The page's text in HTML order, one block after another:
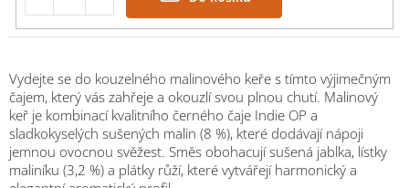
Vydejte se do kouzelného malinového keře s tímto výjimečným
čajem, který vás zahřeje a okouzlí svou plnou chutí. Malinový
keř je kombinací kvalitního černého čaje Indie OP a
sladkokyselých sušených malin (8 %), které dodávají nápoji
jemnou ovocnou svěžest. Směs obohacují sušená jablka, lístky
maliníku (3,2 %) a plátky růží, které vytvářejí harmonický a